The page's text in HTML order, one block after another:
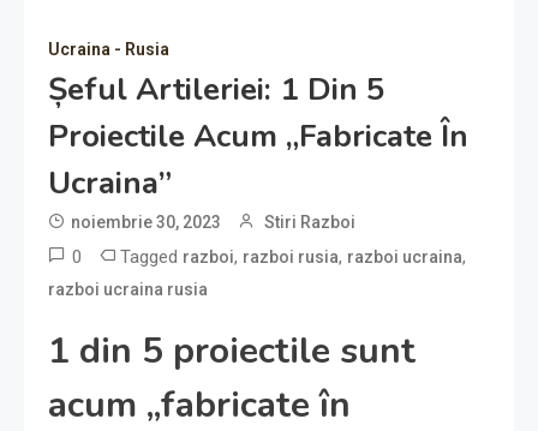
Ucraina - Rusia
Șeful Artileriei: 1 Din 5
Proiectile Acum „fabricate În
Ucraina”
noiembrie 30, 2023 Stiri Razboi
0 Tagged razboi, razboi rusia, razboi ucraina,
razboi ucraina rusia
1 din 5 proiectile sunt
acum „fabricate în